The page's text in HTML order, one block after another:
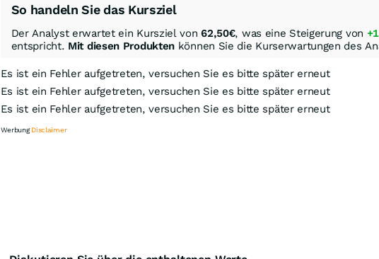
So handeln Sie das Kursziel
Der Analyst erwartet ein Kursziel von62,50€, was eine Steigerung von
entspricht. Mit diesen Produkten können Sie die Kurserwartungen des
Es ist ein Fehler aufgetreten, versuchen Sie es bitte später erneut
Es ist ein Fehler aufgetreten, versuchen Sie es bitte später erneut
Es ist ein Fehler aufgetreten, versuchen Sie es bitte später erneut
WerbungDisclaimer